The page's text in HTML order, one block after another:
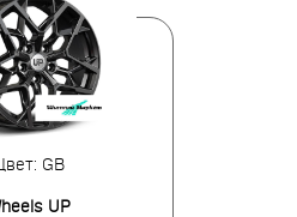
GB
UP